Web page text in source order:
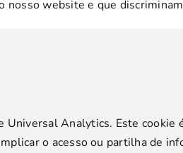
nosso website e que
Universal Analytics. Este
o acesso ou partilha de